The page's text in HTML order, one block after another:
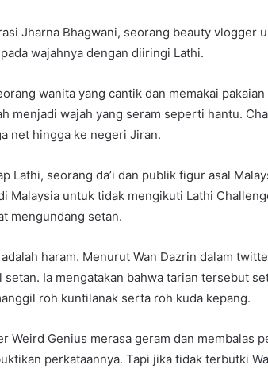
Jharna Bhagwani, seorang beauty vlogger
wajahnya dengan diiringi Lathi.
wanita yang cantik dan memakai
menjadi wajah yang seram seperti hantu.
net hingga ke negeri Jiran.
Lathi, seorang da’i dan publik figur asal
Malaysia untuk tidak mengikuti Lathi
mengundang setan.
haram. Menurut Wan Dazrin dalam
Ia mengatakan bahwa tarian tersebut
roh kuntilanak serta roh kuda kepang.
Weird Genius merasa geram dan membalas
perkataannya. Tapi jika tidak terbutki